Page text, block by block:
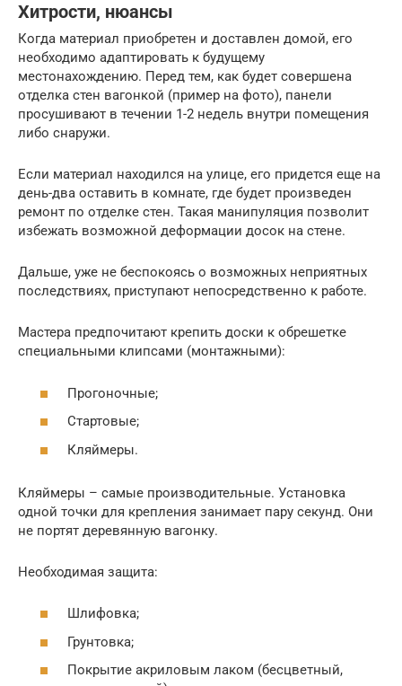
Хитрости, нюансы
Когда материал приобретен и доставлен домой, его
необходимо адаптировать к будущему
местонахождению. Перед тем, как будет совершена
отделка стен вагонкой (пример на фото), панели
просушивают в течении 1-2 недель внутри помещения
либо снаружи.
Если материал находился на улице, его придется еще на
день-два оставить в комнате, где будет произведен
ремонт по отделке стен. Такая манипуляция позволит
избежать возможной деформации досок на стене.
Дальше, уже не беспокоясь о возможных неприятных
последствиях, приступают непосредственно к работе.
Мастера предпочитают крепить доски к обрешетке
специальными клипсами (монтажными):
Прогоночные;
Стартовые;
Кляймеры.
Кляймеры – самые производительные. Установка
одной точки для крепления занимает пару секунд. Они
не портят деревянную вагонку.
Необходимая защита:
Шлифовка;
Грунтовка;
Покрытие акриловым лаком (бесцветный,